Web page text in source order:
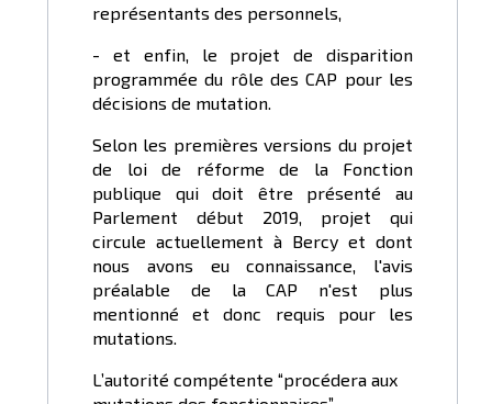
représentants des personnels,
- et enfin, le projet de disparition
programmée du rôle des CAP pour les
décisions de mutation.
Selon les premières versions du projet
de loi de réforme de la Fonction
publique qui doit être présenté au
Parlement début 2019, projet qui
circule actuellement à Bercy et dont
nous avons eu connaissance, l'avis
préalable de la CAP n'est plus
mentionné et donc requis pour les
mutations.
L’autorité compétente “procédera aux